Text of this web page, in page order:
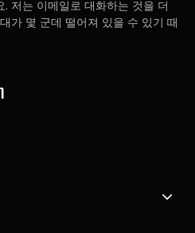
저는 이메일로 대화하는 것을 더
가 몇 군데 떨어져 있을 수 있기 때